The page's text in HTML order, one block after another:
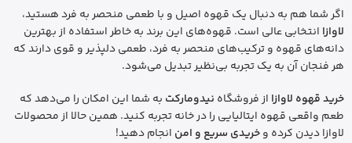
اگر شما هم به دنبال یک قهوه اصیل و با طعمی منحصر به فرد هستید،
لاوازا انتخابی عالی است. قهوه‌های این برند به خاطر استفاده از بهترین
دانه‌های قهوه و ترکیب‌های منحصر به فرد، طعمی دلپذیر و قوی دارند که
هر فنجان آن به یک تجربه بی‌نظیر تبدیل می‌شود.
خرید قهوه لاوازا از فروشگاه نیدومارکت به شما این امکان را می‌دهد که
طعم واقعی قهوه ایتالیایی را در خانه تجربه کنید. همین حالا از محصولات
لاوازا دیدن کرده وخریدی سریع و امن انجام دهید!